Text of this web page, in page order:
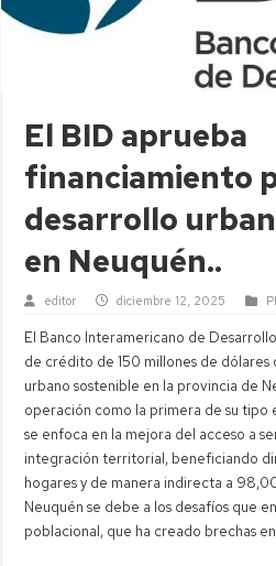
El BID aprueba
financiamiento
desarrollo
en Neuquén..
editor diciembre 12, 2025
El Banco Interamericano de
de crédito de 150 millones de dólares
urbano sostenible en la provincia de
operación como la primera de su tipo
se enfoca en la mejora del acceso a
integración territorial, beneficiando
hogares y de manera indirecta a
Neuquén se debe a los desafíos que
poblacional, que ha creado brechas